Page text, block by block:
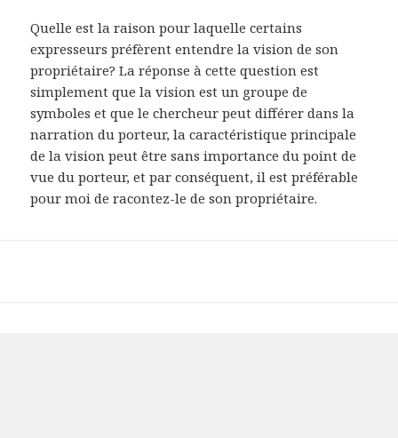
Quelle est la raison pour laquelle certains
expresseurs préfèrent entendre la vision de son
propriétaire? La réponse à cette question est
simplement que la vision est un groupe de
symboles et que le chercheur peut différer dans la
narration du porteur, la caractéristique principale
de la vision peut être sans importance du point de
vue du porteur, et par conséquent, il est préférable
pour moi de racontez-le de son propriétaire.